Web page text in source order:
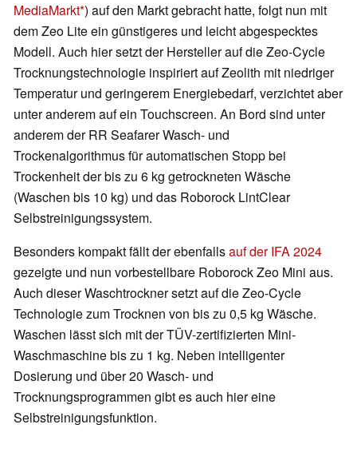
MediaMarkt ) auf den Markt gebracht hatte, folgt nun mit
dem Zeo Lite ein günstigeres und leicht abgespecktes
Modell. Auch hier setzt der Hersteller auf die Zeo-Cycle
Trocknungstechnologie inspiriert auf Zeolith mit niedriger
Temperatur und geringerem Energiebedarf, verzichtet aber
unter anderem auf ein Touchscreen. An Bord sind unter
anderem der RR Seafarer Wasch- und
Trockenalgorithmus für automatischen Stopp bei
Trockenheit der bis zu 6 kg getrockneten Wäsche
(Waschen bis 10 kg) und das Roborock LintClear
Selbstreinigungssystem.
Besonders kompakt fällt der ebenfallsauf der IFA 2024
gezeigte und nun vorbestellbare Roborock Zeo Mini aus.
Auch dieser Waschtrockner setzt auf die Zeo-Cycle
Technologie zum Trocknen von bis zu 0,5 kg Wäsche.
Waschen lässt sich mit der TÜV-zertifizierten Mini-
Waschmaschine bis zu 1 kg. Neben intelligenter
Dosierung und über 20 Wasch- und
Trocknungsprogrammen gibt es auch hier eine
Selbstreinigungsfunktion.